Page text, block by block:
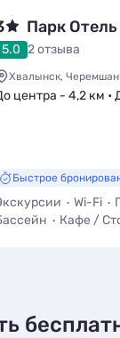
Парк
5.0 2 отзыва
Хвалынск,
центра - 4,2 км •
Быстрое
Wi-Fi
Кафе /